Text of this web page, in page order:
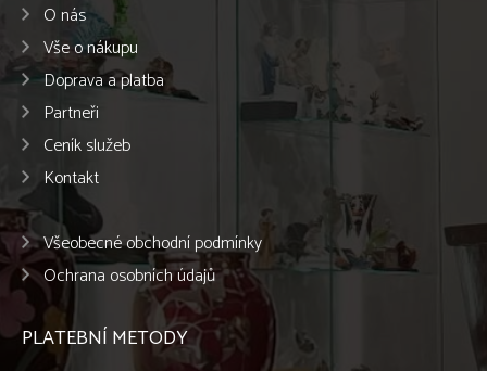
O nás
Vše o nákupu
Doprava a platba
Partneři
Ceník služeb
Kontakt
Všeobecné obchodní podmínky
Ochrana osobních údajů
PLATEBNÍ METODY